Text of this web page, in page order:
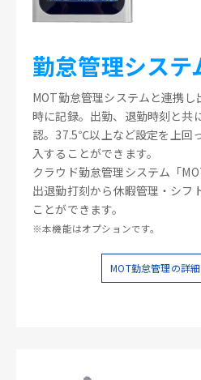
勤怠管理システ
MOT勤怠管理システムと連携
時に記録。出勤、退勤時刻と共
認。37.5℃以上など設定を上回
入することができます。
クラウド勤怠管理システム「
出退勤打刻から休暇管理・シフ
ことができます。
※本機能はオプションです。
MOT勤怠管理の詳